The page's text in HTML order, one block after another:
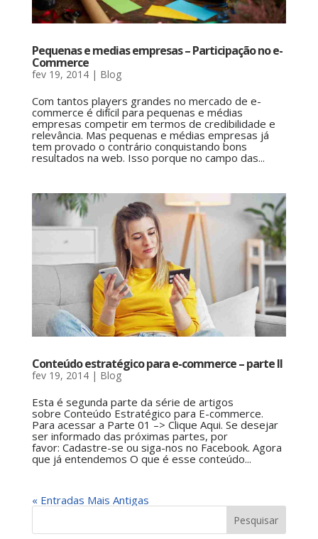
Pequenas e medias empresas – Participação no e-
Commerce
fev 19, 2014| Blog
Com tantos players grandes no mercado de e-
commerce é difícil para pequenas e médias
empresas competir em termos de credibilidade e
relevância. Mas pequenas e médias empresas já
tem provado o contrário conquistando bons
resultados na web. Isso porque no campo das...
Conteúdo estratégico para e-commerce – parte II
fev 19, 2014| Blog
Esta é segunda parte da série de artigos
sobre Conteúdo Estratégico para E-commerce.
Para acessar a Parte 01 –> Clique Aqui. Se desejar
ser informado das próximas partes, por
favor: Cadastre-se ou siga-nos no Facebook. Agora
que já entendemos O que é esse conteúdo...
« Entradas Mais Antigas